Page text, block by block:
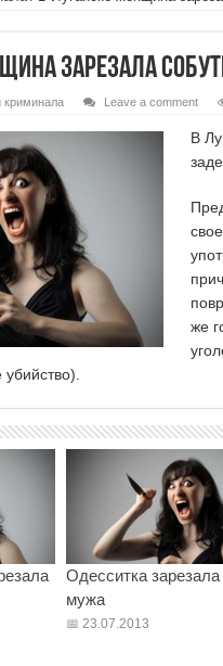
зарезала
криминала Leave a comment
В
же
Одесситка зарезала
мужа
23.07.2013